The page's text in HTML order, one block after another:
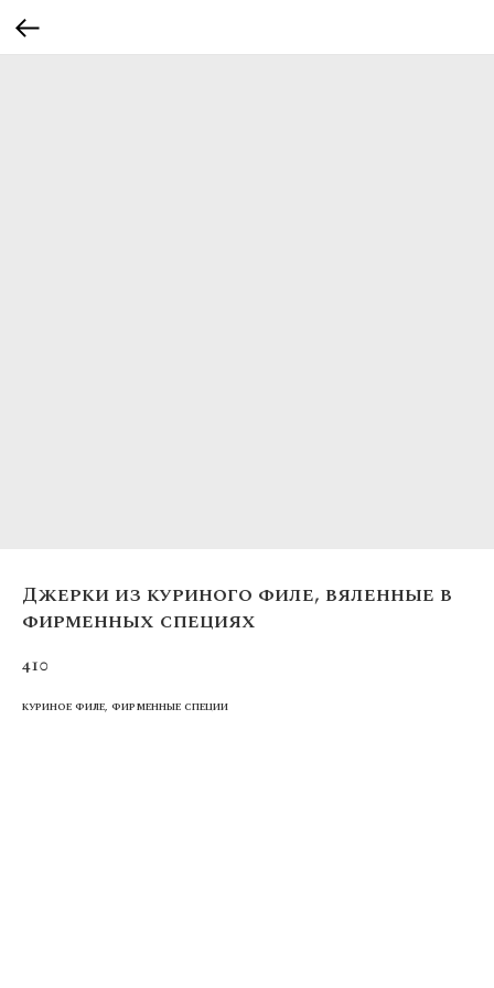
Джерки из куриного филе, вяленные в
фирменных специях
410
куриное филе, фирменные специи